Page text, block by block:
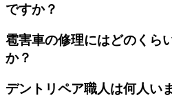
ですか？
雹害車の修理にはどのくら
か？
デントリペア職人は何人い